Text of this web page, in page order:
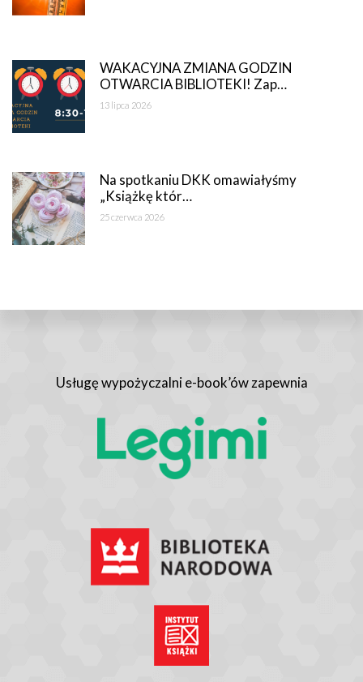
WAKACYJNA ZMIANA GODZIN
OTWARCIA BIBLIOTEKI! Zap…
13 lipca 2026
Na spotkaniu DKK omawiałyśmy
„Książkę któr…
25 czerwca 2026
Usługę wypożyczalni e-book’ów zapewnia